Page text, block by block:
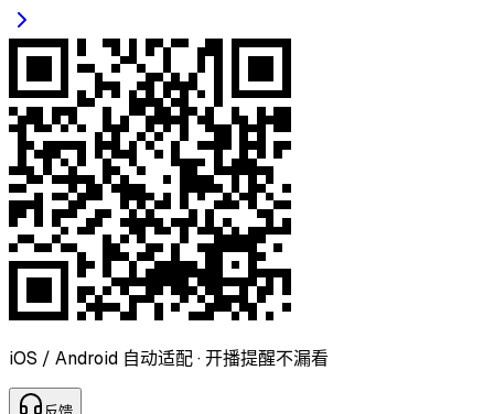
iOS / Android 自动适配 · 开播提醒不漏看